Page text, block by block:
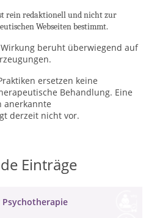
rein redaktionell und nicht zur
Webseiten bestimmt.
beruht überwiegend auf
ersetzen keine
Behandlung. Eine
anerkannte
derzeit nicht vor.
Einträge